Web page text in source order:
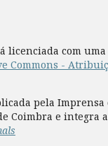
licenciada com uma
Commons -
pela Imprensa
Coimbra e integra